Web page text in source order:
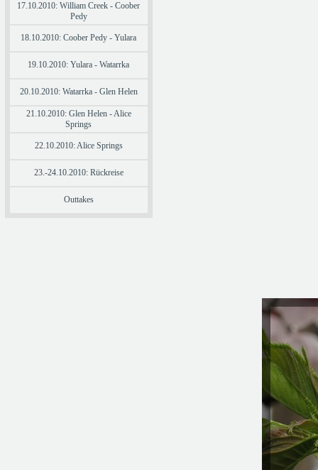
17.10.2010: William Creek - Coober
Pedy
18.10.2010: Coober Pedy - Yulara
19.10.2010: Yulara - Watarrka
20.10.2010: Watarrka - Glen Helen
21.10.2010: Glen Helen - Alice
Springs
22.10.2010: Alice Springs
23.-24.10.2010: Rückreise
Outtakes